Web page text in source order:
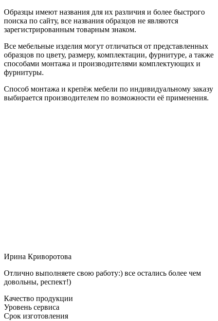
Образцы имеют названия для их различия и более быстрого
поиска по сайту, все названия образцов не являются
зарегистрированным товарным знаком.
Все мебельные изделия могут отличаться от представленных
образцов по цвету, размеру, комплектации, фурнитуре, а также
способами монтажа и производителями комплектующих и
фурнитуры.
Способ монтажа и крепёж мебели по индивидуальному заказу
выбирается производителем по возможности её применения.
Ирина Криворотова
Отлично выполняете свою работу:) все остались более чем
довольны, респект!)
Качество продукции
Уровень сервиса
Срок изготовления